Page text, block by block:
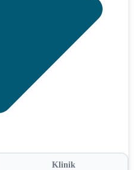
Klinik